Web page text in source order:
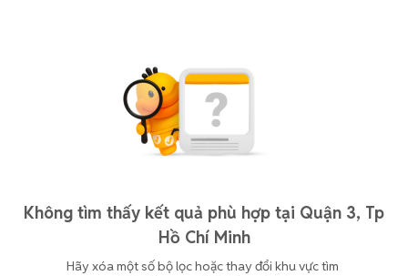
Không tìm thấy kết quả phù hợp tại Quận 3, Tp
Hồ Chí Minh
Hãy xóa một số bộ lọc hoặc thay đổi khu vực tìm